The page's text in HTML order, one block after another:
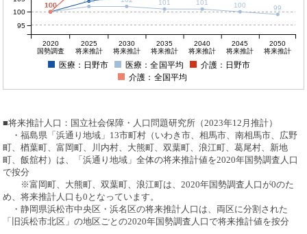
100
100 101 101 100 99
100
100
2020
国勢調査
2025
将来推計
2030
将来推計
2035
将来推計
2040
将来推計
2045
将来推計
2050
将来推計
95
100
医療：日野市 医療：全国平均
介護：日野市
介護：全国平均
■将来推計人口：国立社会保障・人口問題研究所（2023年12月推計）
・福島県「浜通り地域」13市町村（いわき市、相馬市、南相馬市、広野
町、楢葉町、富岡町、川内村、大熊町、双葉町、浪江町、葛尾村、新地
町、飯舘村）は、「浜通り地域」全体の将来推計値を2020年国勢調査人口
で按分
※富岡町、大熊町、双葉町、浪江町は、2020年国勢調査人口が0のた
め、将来推計人口も0となっています。
・静岡県浜松市中央区・浜名区の将来推計人口は、両区に分割された
「旧浜松市北区」の地区ごとの2020年国勢調査人口で将来推計値を按分